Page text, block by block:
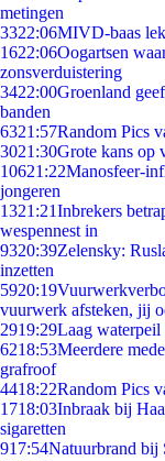
metingen
3322:06MIVD-baas
1622:06Oogartsen
zonsverduistering
3422:00Groenland
banden
6321:57Random Pics
3021:30Grote kans op
10621:22Manosfeer-
jongeren
1321:21Inbrekers
wespennest in
9320:39Zelensky:
inzetten
5920:19
vuurwerk afsteken, jij
2919:29Laag
6218:53Meerdere
grafroof
4418:22Random Pics
1718:03Inbraak bij
sigaretten
917:54Natuurbrand bij